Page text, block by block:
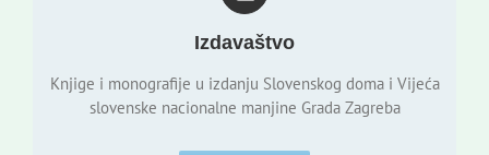
Izdavaštvo
Knjige i monografije u izdanju Slovenskog doma i Vijeća
slovenske nacionalne manjine Grada Zagreba